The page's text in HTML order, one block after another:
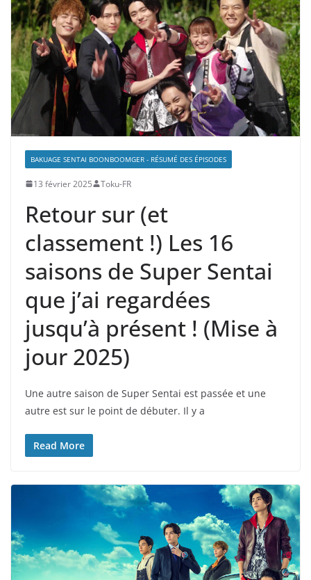
BAKUAGE SENTAI BOONBOOMGER - RÉSUMÉ DES ÉPISODES
13 février 2025 Toku-FR
Retour sur (et
classement !) Les 16
saisons de Super Sentai
que j’ai regardées
jusqu’à présent ! (Mise à
jour 2025)
Une autre saison de Super Sentai est passée et une
autre est sur le point de débuter. Il y a
Read More